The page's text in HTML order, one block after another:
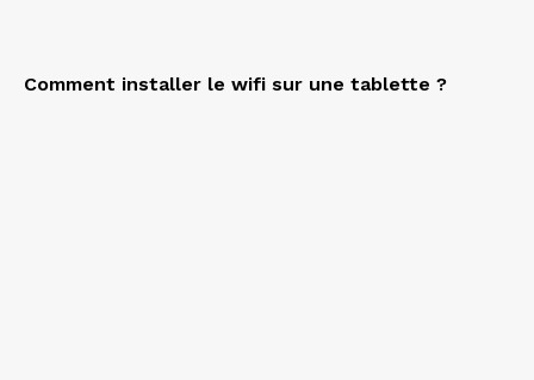
Comment installer le wifi sur une tablette ?